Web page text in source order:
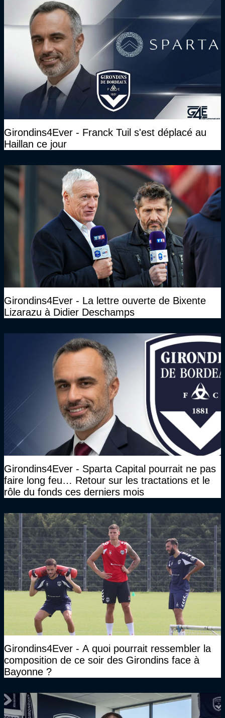
Girondins4Ever - Franck Tuil s'est déplacé au
Haillan ce jour
Girondins4Ever - La lettre ouverte de Bixente
Lizarazu à Didier Deschamps
Girondins4Ever - Sparta Capital pourrait ne pas
faire long feu… Retour sur les tractations et le
rôle du fonds ces derniers mois
Girondins4Ever - A quoi pourrait ressembler la
composition de ce soir des Girondins face à
Bayonne ?